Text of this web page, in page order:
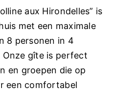
aux Hirondelles” is
met een maximale
8 personen in 4
Onze gîte is perfect
en groepen die op
een comfortabel